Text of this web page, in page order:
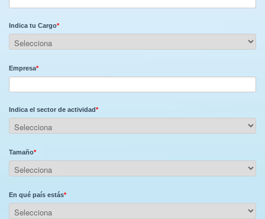
Indica tu Cargo*
Empresa*
Indica el sector de actividad*
Tamaño*
En qué país estás*